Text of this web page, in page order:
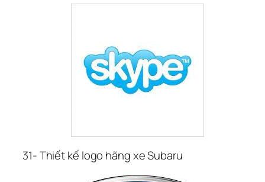
31- Thiết kế logo hãng xe Subaru